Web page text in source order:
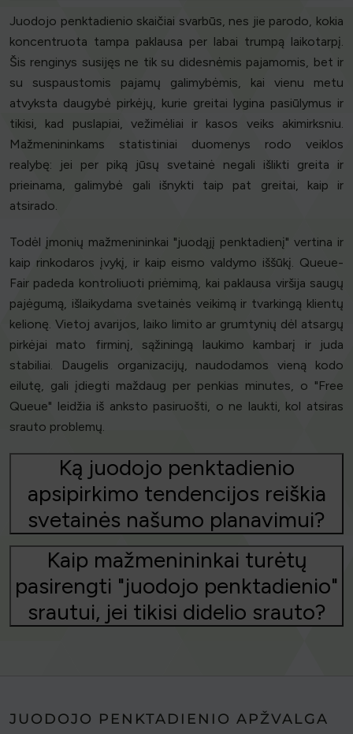
Juodojo penktadienio skaičiai svarbūs, nes jie parodo, kokia
koncentruota tampa paklausa per labai trumpą laikotarpį.
Šis renginys susijęs ne tik su didesnėmis pajamomis, bet ir
su suspaustomis pajamų galimybėmis, kai vienu metu
atvyksta daugybė pirkėjų, kurie greitai lygina pasiūlymus ir
tikisi, kad puslapiai, vežimėliai ir kasos veiks akimirksniu.
Mažmenininkams statistiniai duomenys rodo veiklos
realybę: jei per piką jūsų svetainė negali išlikti greita ir
prieinama, galimybė gali išnykti taip pat greitai, kaip ir
atsirado.
Todėl įmonių mažmenininkai "juodąjį penktadienį" vertina ir
kaip rinkodaros įvykį, ir kaip eismo valdymo iššūkį. Queue-
Fair padeda kontroliuoti priėmimą, kai paklausa viršija saugų
pajėgumą, išlaikydama svetainės veikimą ir tvarkingą klientų
kelionę. Vietoj avarijos, laiko limito ar grumtynių dėl atsargų
pirkėjai mato firminį, sąžiningą laukimo kambarį ir juda
stabiliai. Daugelis organizacijų, naudodamos vieną kodo
eilutę, gali įdiegti maždaug per penkias minutes, o "Free
Queue" leidžia iš anksto pasiruošti, o ne laukti, kol atsiras
srauto problemų.
Ką juodojo penktadienio
apsipirkimo tendencijos reiškia
svetainės našumo planavimui?
Kaip mažmenininkai turėtų
pasirengti "juodojo penktadienio"
srautui, jei tikisi didelio srauto?
JUODOJO PENKTADIENIO APŽVALGA